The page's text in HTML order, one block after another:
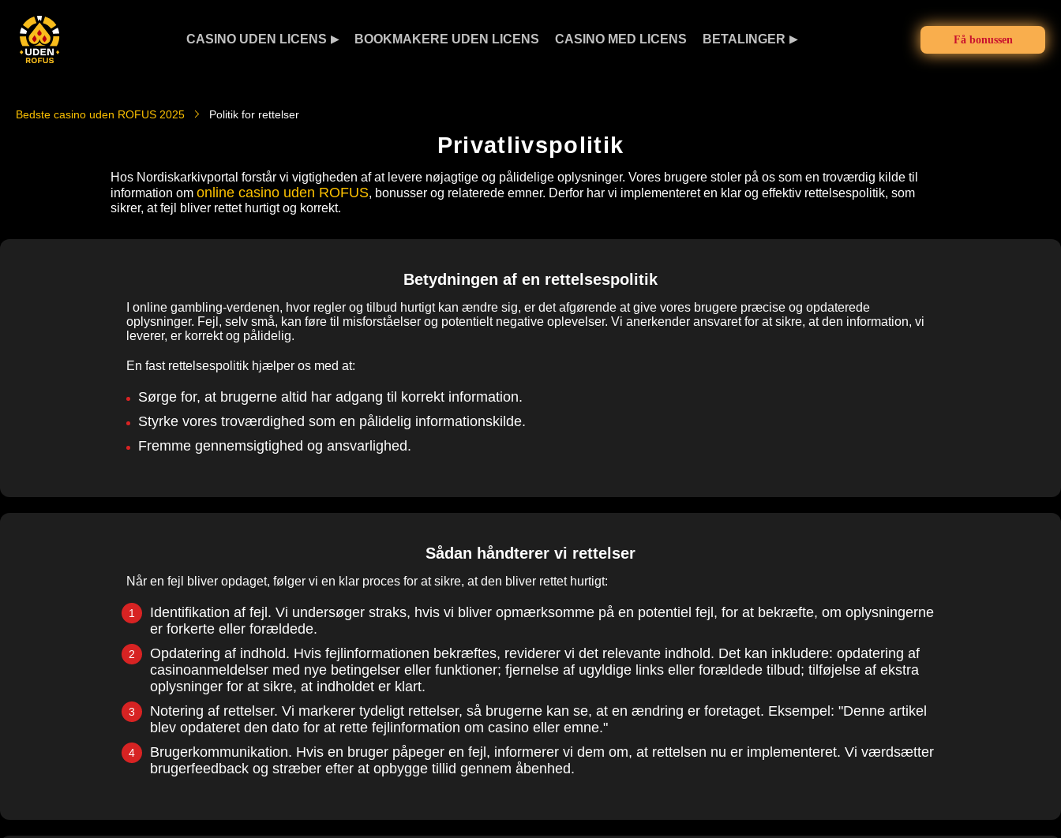
CASINO UDEN LICENS BOOKMAKERE UDEN LICENS CASINO MED LICENS BETALINGER Få bonussen
Bedste casino uden ROFUS 2025 Politik for rettelser
Privatlivspolitik
Hos Nordiskarkivportal forstår vi vigtigheden af at levere nøjagtige og pålidelige oplysninger. Vores brugere stoler på os som en troværdig kilde til
information om online casino uden ROFUS, bonusser og relaterede emner. Derfor har vi implementeret en klar og effektiv rettelsespolitik, som
sikrer, at fejl bliver rettet hurtigt og korrekt.
Betydningen af en rettelsespolitik
I online gambling-verdenen, hvor regler og tilbud hurtigt kan ændre sig, er det afgørende at give vores brugere præcise og opdaterede
oplysninger. Fejl, selv små, kan føre til misforståelser og potentielt negative oplevelser. Vi anerkender ansvaret for at sikre, at den information, vi
leverer, er korrekt og pålidelig.
En fast rettelsespolitik hjælper os med at:
Sørge for, at brugerne altid har adgang til korrekt information.
Styrke vores troværdighed som en pålidelig informationskilde.
Fremme gennemsigtighed og ansvarlighed.
Sådan håndterer vi rettelser
Når en fejl bliver opdaget, følger vi en klar proces for at sikre, at den bliver rettet hurtigt:
Identifikation af fejl. Vi undersøger straks, hvis vi bliver opmærksomme på en potentiel fejl, for at bekræfte, om oplysningerne
er forkerte eller forældede.
Opdatering af indhold. Hvis fejlinformationen bekræftes, reviderer vi det relevante indhold. Det kan inkludere: opdatering af
casinoanmeldelser med nye betingelser eller funktioner; fjernelse af ugyldige links eller forældede tilbud; tilføjelse af ekstra
oplysninger for at sikre, at indholdet er klart.
Notering af rettelser. Vi markerer tydeligt rettelser, så brugerne kan se, at en ændring er foretaget. Eksempel: "Denne artikel
blev opdateret den dato for at rette fejlinformation om casino eller emne."
Brugerkommunikation. Hvis en bruger påpeger en fejl, informerer vi dem om, at rettelsen nu er implementeret. Vi værdsætter
brugerfeedback og stræber efter at opbygge tillid gennem åbenhed.